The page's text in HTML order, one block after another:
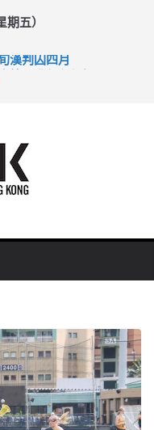
五）
漢判囚四月
管員准保釋候訊